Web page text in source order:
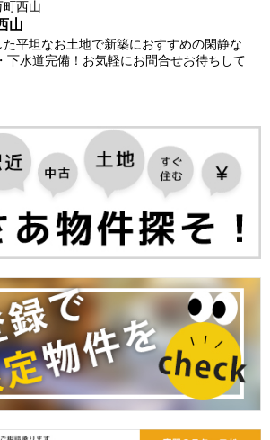
町西山
山
平坦なお土地で新築におすすめの閑静な
下水道完備！お気軽にお問合せお待ちして